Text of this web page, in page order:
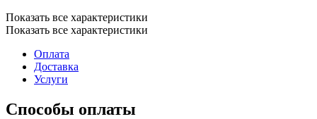
Показать все характеристики
Показать все характеристики
Оплата
Доставка
Услуги
Способы оплаты